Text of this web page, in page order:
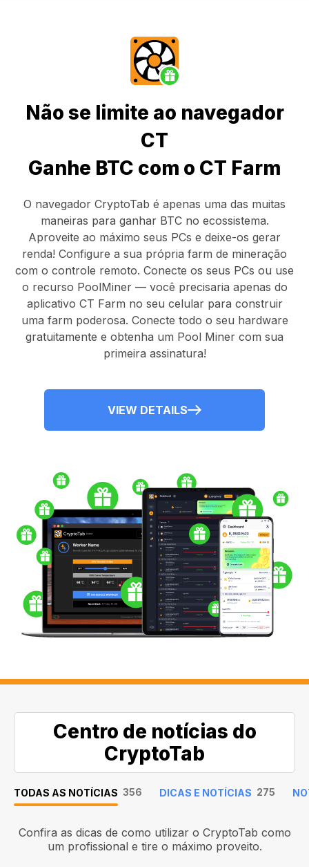
Não se limite ao navegador
CT
Ganhe BTC com o CT Farm
O navegador CryptoTab é apenas uma das muitas
maneiras para ganhar BTC no ecossistema.
Aproveite ao máximo seus PCs e deixe-os gerar
renda! Configure a sua própria farm de mineração
com o controle remoto. Conecte os seus PCs ou use
o recurso PoolMiner— você precisaria apenas do
aplicativo CT Farm no seu celular para construir
uma farm poderosa. Conecte todo o seu hardware
gratuitamente e obtenha um Pool Miner com sua
primeira assinatura!
VIEW DETAILS